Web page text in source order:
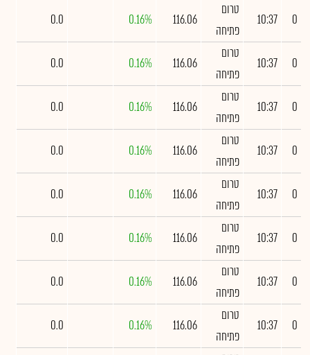
0
10:37
טרום
פתיחה
116.06
0.16%
0.0
0
10:37
טרום
פתיחה
116.06
0.16%
0.0
0
10:37
טרום
פתיחה
116.06
0.16%
0.0
0
10:37
טרום
פתיחה
116.06
0.16%
0.0
0
10:37
טרום
פתיחה
116.06
0.16%
0.0
0
10:37
טרום
פתיחה
116.06
0.16%
0.0
0
10:37
טרום
פתיחה
116.06
0.16%
0.0
0
10:37
טרום
פתיחה
116.06
0.16%
0.0